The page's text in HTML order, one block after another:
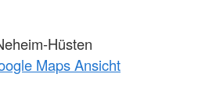
Hüsten
Maps Ansicht